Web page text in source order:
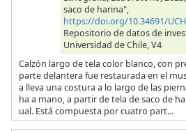
saco de harina",
https://doi.org/10.34691/
Repositorio de datos de
Universidad de Chile, V4
Calzón largo de tela color blanco, con
parte delantera fue restaurada en el
a lleva una costura a lo largo de las
ha a mano, a partir de tela de saco de
ual. Está compuesta por cuatro part...